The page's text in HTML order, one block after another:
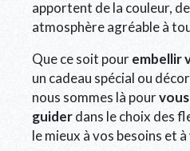
apportent de la couleur,
atmosphère agréable à
Que ce soit pourembellir
un cadeau spécial ou
nous sommes là pour
guiderdans le choix des
le mieux à vos besoins et